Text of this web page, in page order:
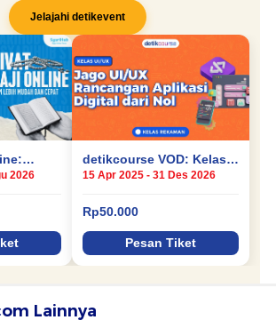
Lainnya